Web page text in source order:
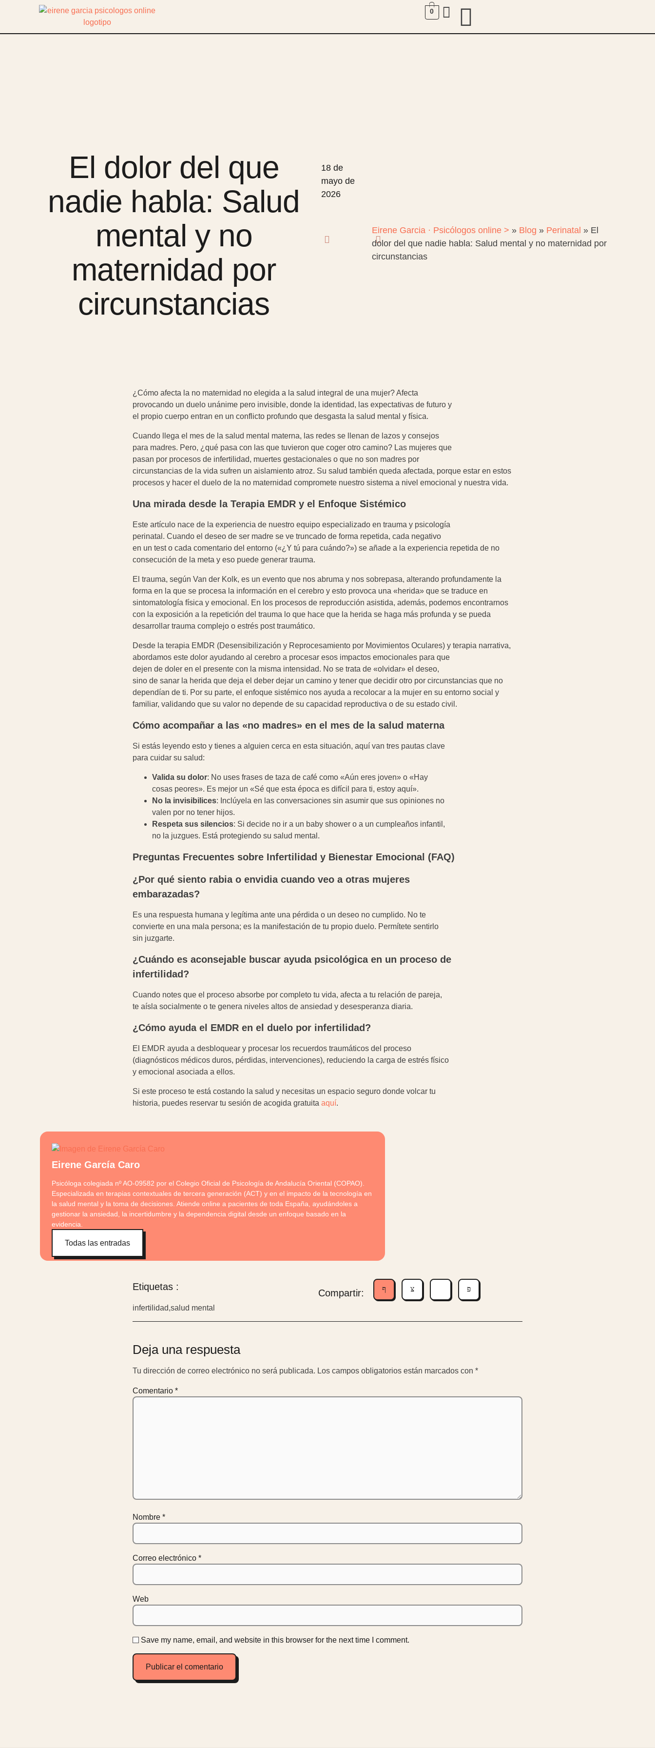
0
El dolor del que
nadie habla: Salud
mental y no
maternidad por
circunstancias
18 de
mayo de
2026
Eirene Garcia · Psicólogos online > » Blog » Perinatal » El
dolor del que nadie habla: Salud mental y no maternidad por
circunstancias
¿Cómo afecta la no maternidad no elegida a la salud integral de una mujer? Afecta
provocando un duelo unánime pero invisible, donde la identidad, las expectativas de futuro y
el propio cuerpo entran en un conflicto profundo que desgasta la salud mental y física.
Cuando llega el mes de la salud mental materna, las redes se llenan de lazos y consejos
para madres. Pero, ¿qué pasa con las que tuvieron que coger otro camino? Las mujeres que
pasan por procesos de infertilidad, muertes gestacionales o que no son madres por
circunstancias de la vida sufren un aislamiento atroz. Su salud también queda afectada, porque estar en estos
procesos y hacer el duelo de la no maternidad compromete nuestro sistema a nivel emocional y nuestra vida.
Una mirada desde la Terapia EMDR y el Enfoque Sistémico
Este artículo nace de la experiencia de nuestro equipo especializado en trauma y psicología
perinatal. Cuando el deseo de ser madre se ve truncado de forma repetida, cada negativo
en un test o cada comentario del entorno («¿Y tú para cuándo?») se añade a la experiencia repetida de no
consecución de la meta y eso puede generar trauma.
El trauma, según Van der Kolk, es un evento que nos abruma y nos sobrepasa, alterando profundamente la
forma en la que se procesa la información en el cerebro y esto provoca una «herida» que se traduce en
sintomatología física y emocional. En los procesos de reproducción asistida, además, podemos encontrarnos
con la exposición a la repetición del trauma lo que hace que la herida se haga más profunda y se pueda
desarrollar trauma complejo o estrés post traumático.
Desde la terapia EMDR (Desensibilización y Reprocesamiento por Movimientos Oculares) y terapia narrativa,
abordamos este dolor ayudando al cerebro a procesar esos impactos emocionales para que
dejen de doler en el presente con la misma intensidad. No se trata de «olvidar» el deseo,
sino de sanar la herida que deja el deber dejar un camino y tener que decidir otro por circunstancias que no
dependían de ti. Por su parte, el enfoque sistémico nos ayuda a recolocar a la mujer en su entorno social y
familiar, validando que su valor no depende de su capacidad reproductiva o de su estado civil.
Cómo acompañar a las «no madres» en el mes de la salud materna
Si estás leyendo esto y tienes a alguien cerca en esta situación, aquí van tres pautas clave
para cuidar su salud:
Valida su dolor: No uses frases de taza de café como «Aún eres joven» o «Hay
cosas peores». Es mejor un «Sé que esta época es difícil para ti, estoy aquí».
No la invisibilices: Inclúyela en las conversaciones sin asumir que sus opiniones no
valen por no tener hijos.
Respeta sus silencios: Si decide no ir a un baby shower o a un cumpleaños infantil,
no la juzgues. Está protegiendo su salud mental.
Preguntas Frecuentes sobre Infertilidad y Bienestar Emocional (FAQ)
¿Por qué siento rabia o envidia cuando veo a otras mujeres
embarazadas?
Es una respuesta humana y legítima ante una pérdida o un deseo no cumplido. No te
convierte en una mala persona; es la manifestación de tu propio duelo. Permítete sentirlo
sin juzgarte.
¿Cuándo es aconsejable buscar ayuda psicológica en un proceso de
infertilidad?
Cuando notes que el proceso absorbe por completo tu vida, afecta a tu relación de pareja,
te aísla socialmente o te genera niveles altos de ansiedad y desesperanza diaria.
¿Cómo ayuda el EMDR en el duelo por infertilidad?
El EMDR ayuda a desbloquear y procesar los recuerdos traumáticos del proceso
(diagnósticos médicos duros, pérdidas, intervenciones), reduciendo la carga de estrés físico
y emocional asociada a ellos.
Si este proceso te está costando la salud y necesitas un espacio seguro donde volcar tu
historia, puedes reservar tu sesión de acogida gratuita aquí.
Eirene García Caro
Psicóloga colegiada nº AO-09582 por el Colegio Oficial de Psicología de Andalucía Oriental (COPAO).
Especializada en terapias contextuales de tercera generación (ACT) y en el impacto de la tecnología en
la salud mental y la toma de decisiones. Atiende online a pacientes de toda España, ayudándoles a
gestionar la ansiedad, la incertidumbre y la dependencia digital desde un enfoque basado en la
evidencia.
Todas las entradas
Etiquetas :
infertilidad,salud mental
Compartir:
Deja una respuesta
Tu dirección de correo electrónico no será publicada. Los campos obligatorios están marcados con *
Comentario *
Nombre *
Correo electrónico *
Web
Save my name, email, and website in this browser for the next time I comment.